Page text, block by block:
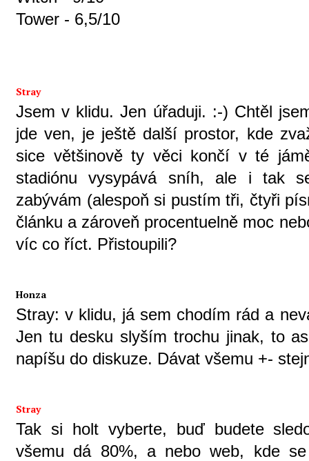
Tower - 6,5/10
Stray
Jsem v klidu. Jen úřaduji. :-) Chtěl
jde ven, je ještě další prostor, kde
sice většinově ty věci končí v té
stadiónu vysypává sníh, ale i tak
zabývám (alespoň si pustím tři, čtyři
článku a zároveň procentuelně moc
víc co říct. Přistoupili?
Honza
Stray: v klidu, já sem chodím rád a
Jen tu desku slyším trochu jinak, to
napíšu do diskuze. Dávat všemu +-
Stray
Tak si holt vyberte, buď budete
všemu dá 80%, a nebo web, kde